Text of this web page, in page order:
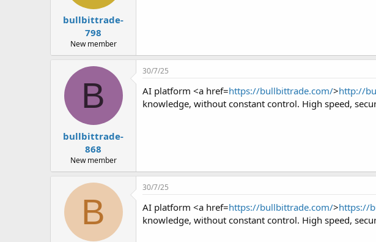
bullbittrade-
798
New member
B
bullbittrade-
868
New member
30/7/25
AI platform <a href=https://bullbittrade.com/>http://
knowledge, without constant control. High speed,
B
30/7/25
AI platform <a href=https://bullbittrade.com/>https://
knowledge, without constant control. High speed,